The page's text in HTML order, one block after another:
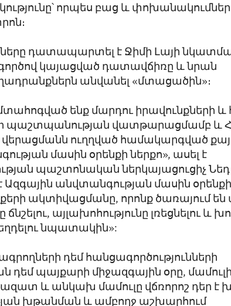
որպես բաց և
դատապարտել է Ջիմի Լայի
կայացված դատավճիռը և նրան
անվանել «մտացածին»։
ենք մարդու իրավունքների և
պաշտպանության վատթարացմամբ և
ուղղված համակարգված
մասին օրենքի ներքո», ասել է
պաշտոնական ներկայացուցիչ Նեդ
Ազգային անվտանգության մասին օրենքի
ակտիվացմանը, որոնք ծառայում
այլախոհությունը լռեցնելու և
նպատակին»:
դեմ հանցագործությունների
դեմ պայքարի միջազգային օրը,
«ազատ և անկախ մամուլը վճռորոշ դեր է
խթանման և ամբողջ աշխարհում